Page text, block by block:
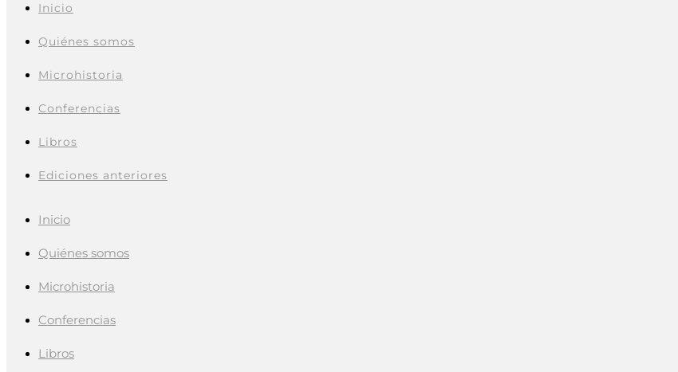
Inicio
Quiénes somos
Microhistoria
Conferencias
Libros
Ediciones anteriores
Inicio
Quiénes somos
Microhistoria
Conferencias
Libros